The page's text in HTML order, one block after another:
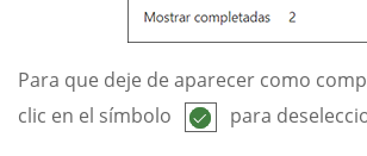
Para que deje de aparecer como
clic en el símbolo
para